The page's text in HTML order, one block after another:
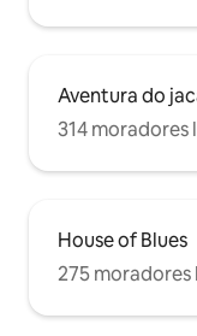
Aventura do
314
House of Blues
275